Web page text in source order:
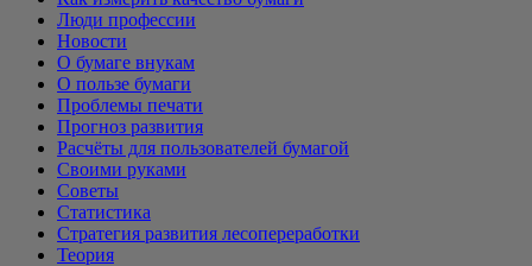
Люди профессии
Новости
О бумаге внукам
О пользе бумаги
Проблемы печати
Прогноз развития
Расчёты для пользователей бумагой
Своими руками
Советы
Статистика
Стратегия развития лесопереработки
Теория